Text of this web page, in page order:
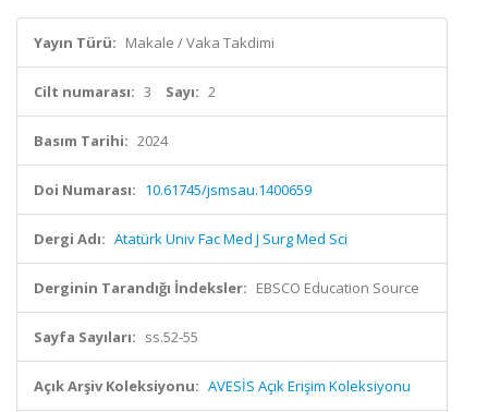
Yayın Türü: Makale / Vaka Takdimi
Cilt numarası: 3 Sayı: 2
Basım Tarihi: 2024
Doi Numarası: 10.61745/jsmsau.1400659
Dergi Adı: Atatürk Univ Fac Med J Surg Med Sci
Derginin Tarandığı İndeksler: EBSCO Education Source
Sayfa Sayıları: ss.52-55
Açık Arşiv Koleksiyonu: AVESİS Açık Erişim Koleksiyonu